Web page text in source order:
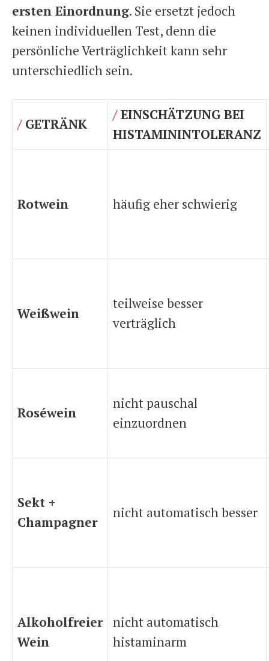
ersten Einordnung. Sie ersetzt jedoch
keinen individuellen Test, denn die
persönliche Verträglichkeit kann sehr
unterschiedlich sein.
/ GETRÄNK
/ EINSCHÄTZUNG BEI
HISTAMININTOLERANZ
Rotwein häufig eher schwierig
Weißwein
teilweise besser
verträglich
Roséwein
nicht pauschal
einzuordnen
Sekt +
Champagner
nicht automatisch besser
Alkoholfreier
Wein
nicht automatisch
histaminarm